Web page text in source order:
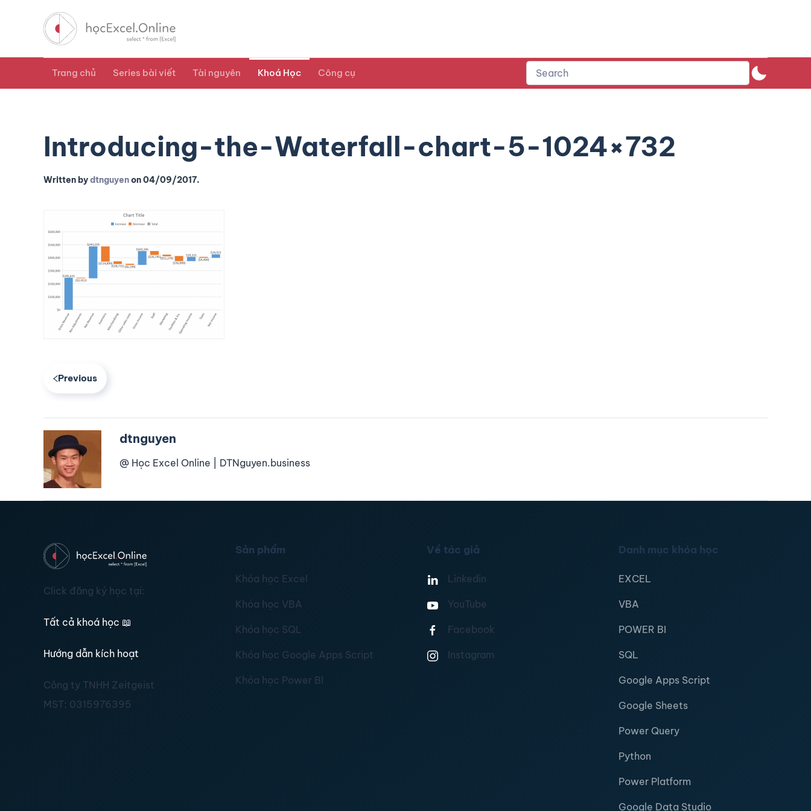
Trang chủ Series bài viết Tài nguyên Khoá Học Công cụ
Introducing-the-Waterfall-chart-5-1024×732
Written bydtnguyenon04/09/2017.
Previous
dtnguyen
@ Học Excel Online | DTNguyen.business
Click đăng ký học tại:
Tất cả khoá học 📖
Hướng dẫn kích hoạt
Công ty TNHH Zeitgeist
MST: 0315976395
Sản phẩm
Khóa học Excel
Khóa học VBA
Khóa học SQL
Khóa học Google Apps Script
Khóa học Power BI
Về tác giả
Linkedin
YouTube
Facebook
Instagram
Danh mục khóa học
EXCEL
VBA
POWER BI
SQL
Google Apps Script
Google Sheets
Power Query
Python
Power Platform
Google Data Studio